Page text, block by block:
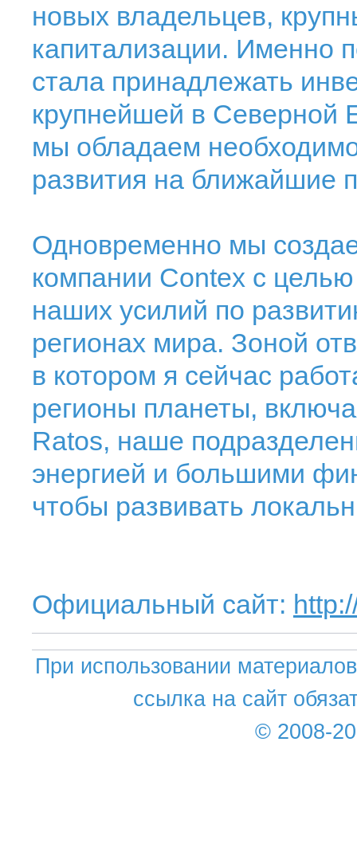
новых владельцев,
капитализации. Именно
стала принадлежать
крупнейшей в Северной
мы обладаем
развития на ближайшие
Одновременно мы
компании Contex с
наших усилий по
регионах мира. Зоной
в котором я сейчас
регионы планеты,
Ratos, наше
энергией и большими
чтобы развивать
Официальный сайт:
При использовании
ссылка на сайт
© 2008-